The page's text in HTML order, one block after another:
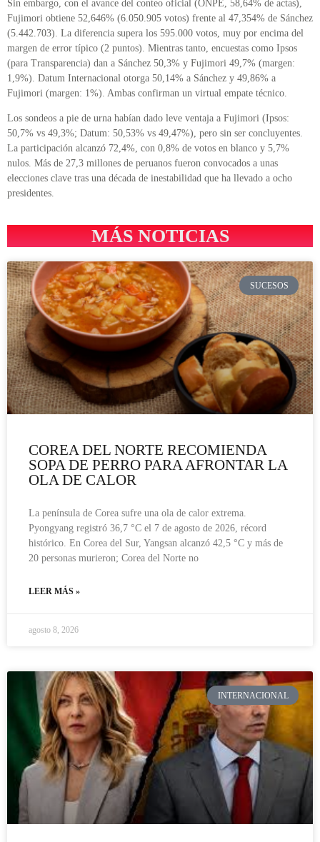
Sin embargo, con el avance del conteo oficial (ONPE, 58,64% de actas),
Fujimori obtiene 52,646% (6.050.905 votos) frente al 47,354% de Sánchez
(5.442.703). La diferencia supera los 595.000 votos, muy por encima del
margen de error típico (2 puntos). Mientras tanto, encuestas como Ipsos
(para Transparencia) dan a Sánchez 50,3% y Fujimori 49,7% (margen:
1,9%). Datum Internacional otorga 50,14% a Sánchez y 49,86% a
Fujimori (margen: 1%). Ambas confirman un virtual empate técnico.
Los sondeos a pie de urna habían dado leve ventaja a Fujimori (Ipsos:
50,7% vs 49,3%; Datum: 50,53% vs 49,47%), pero sin ser concluyentes.
La participación alcanzó 72,4%, con 0,8% de votos en blanco y 5,7%
nulos. Más de 27,3 millones de peruanos fueron convocados a unas
elecciones clave tras una década de inestabilidad que ha llevado a ocho
presidentes.
MÁS NOTICIAS
SUCESOS
COREA DEL NORTE RECOMIENDA
SOPA DE PERRO PARA AFRONTAR LA
OLA DE CALOR
La península de Corea sufre una ola de calor extrema.
Pyongyang registró 36,7 °C el 7 de agosto de 2026, récord
histórico. En Corea del Sur, Yangsan alcanzó 42,5 °C y más de
20 personas murieron; Corea del Norte no
LEER MÁS »
agosto 8, 2026
INTERNACIONAL